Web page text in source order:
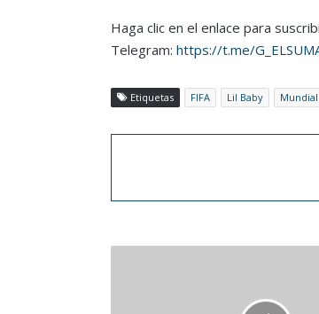
Haga clic en el enlace para
Telegram: https://t.me/
Etiquetas FIFA Lil Baby